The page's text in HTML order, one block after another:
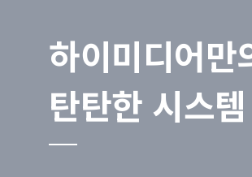
하이미디어만
탄탄한 시스템